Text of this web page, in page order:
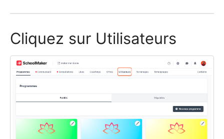
Cliquez sur Utilisateurs